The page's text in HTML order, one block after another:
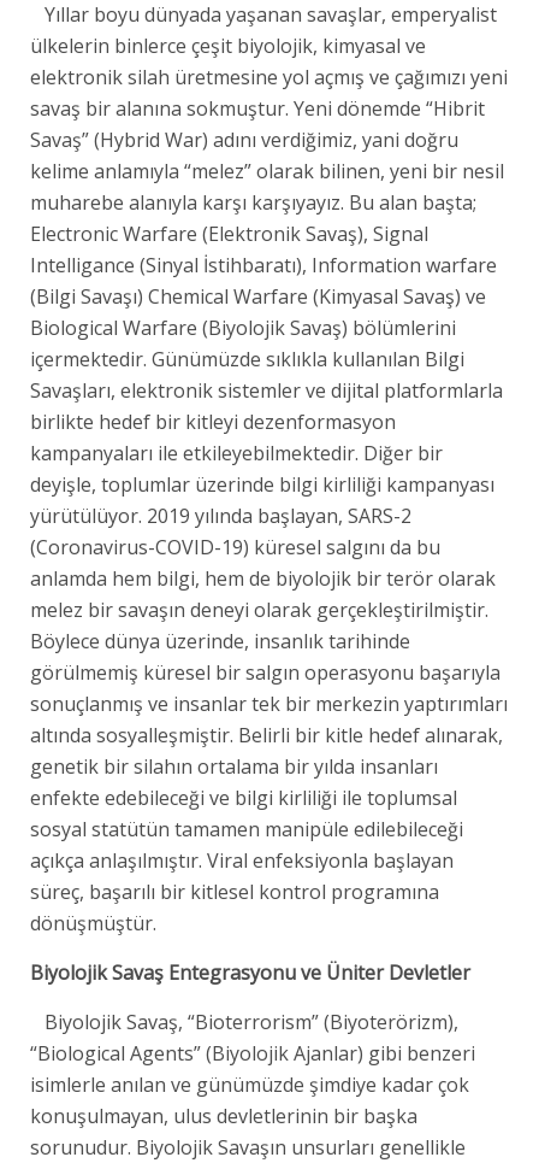
Yıllar boyu dünyada yaşanan savaşlar, emperyalist
ülkelerin binlerce çeşit biyolojik, kimyasal ve
elektronik silah üretmesine yol açmış ve çağımızı yeni
savaş bir alanına sokmuştur. Yeni dönemde “Hibrit
Savaş” (Hybrid War) adını verdiğimiz, yani doğru
kelime anlamıyla “melez” olarak bilinen, yeni bir nesil
muharebe alanıyla karşı karşıyayız. Bu alan başta;
Electronic Warfare (Elektronik Savaş), Signal
Intelligance (Sinyal İstihbaratı), Information warfare
(Bilgi Savaşı) Chemical Warfare (Kimyasal Savaş) ve
Biological Warfare (Biyolojik Savaş) bölümlerini
içermektedir. Günümüzde sıklıkla kullanılan Bilgi
Savaşları, elektronik sistemler ve dijital platformlarla
birlikte hedef bir kitleyi dezenformasyon
kampanyaları ile etkileyebilmektedir. Diğer bir
deyişle, toplumlar üzerinde bilgi kirliliği kampanyası
yürütülüyor. 2019 yılında başlayan, SARS-2
(Coronavirus-COVID-19) küresel salgını da bu
anlamda hem bilgi, hem de biyolojik bir terör olarak
melez bir savaşın deneyi olarak gerçekleştirilmiştir.
Böylece dünya üzerinde, insanlık tarihinde
görülmemiş küresel bir salgın operasyonu başarıyla
sonuçlanmış ve insanlar tek bir merkezin yaptırımları
altında sosyalleşmiştir. Belirli bir kitle hedef alınarak,
genetik bir silahın ortalama bir yılda insanları
enfekte edebileceği ve bilgi kirliliği ile toplumsal
sosyal statütün tamamen manipüle edilebileceği
açıkça anlaşılmıştır. Viral enfeksiyonla başlayan
süreç, başarılı bir kitlesel kontrol programına
dönüşmüştür.
Biyolojik Savaş Entegrasyonu ve Üniter Devletler
Biyolojik Savaş, “Bioterrorism” (Biyoterörizm),
“Biological Agents” (Biyolojik Ajanlar) gibi benzeri
isimlerle anılan ve günümüzde şimdiye kadar çok
konuşulmayan, ulus devletlerinin bir başka
sorunudur. Biyolojik Savaşın unsurları genellikle